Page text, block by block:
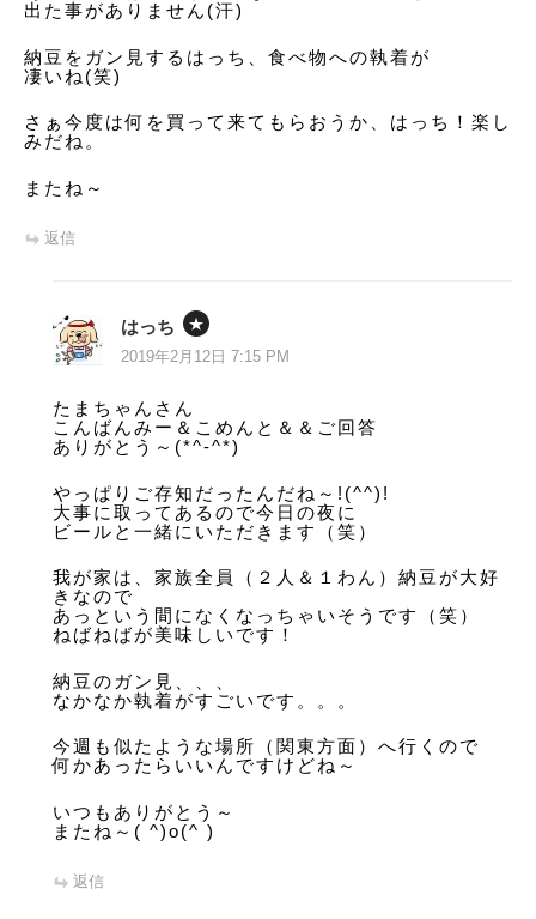
出た事がありません(汗)
納豆をガン見するはっち、食べ物への執着が
凄いね(笑)
さぁ今度は何を買って来てもらおうか、はっち！楽し
みだね。
またね～
返信
はっち
2019年2月12日 7:15 PM
たまちゃんさん
こんばんみー＆こめんと＆＆ご回答
ありがとう～(*^-^*)
やっぱりご存知だったんだね～!(^^)!
大事に取ってあるので今日の夜に
ビールと一緒にいただきます（笑）
我が家は、家族全員（２人＆１わん）納豆が大好
きなので
あっという間になくなっちゃいそうです（笑）
ねばねばが美味しいです！
納豆のガン見、、、
なかなか執着がすごいです。。。
今週も似たような場所（関東方面）へ行くので
何かあったらいいんですけどね～
いつもありがとう～
またね～( ^)o(^ )
返信